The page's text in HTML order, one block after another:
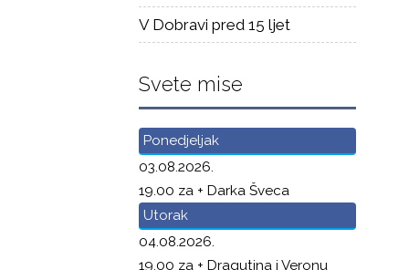
V Dobravi pred 15 ljet
Svete mise
Ponedjeljak
03.08.2026.
19.00 za + Darka Šveca
Utorak
04.08.2026.
19.00 za + Dragutina i Veronu